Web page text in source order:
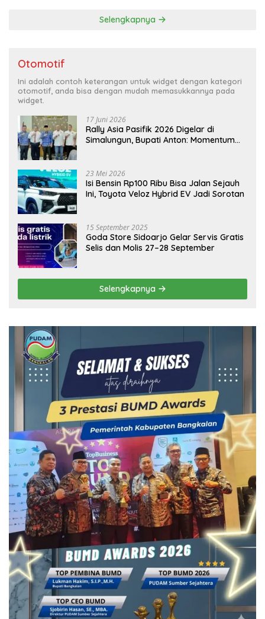
Selengkapnya
Otomotif
Ini adalah contoh keterangan untuk widget dengan kategori
otomotif, anda bisa dengan mudah memasukkannya pada
widget.
17 Juni 2026
Rally Asia Pasifik 2026 Digelar di
Simalungun, Bupati Anton: Momentum
23 Mei 2026
Isi Bensin Rp100 Ribu Bisa Jalan Sejauh
Ini, Toyota Veloz Hybrid EV Jadi Sorotan
15 September 2025
Goda Store Sidoarjo Gelar Servis Gratis
Selis dan Molis 27–28 September
Selengkapnya